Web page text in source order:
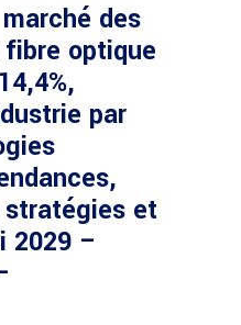
des
optique
par
et
2029 –